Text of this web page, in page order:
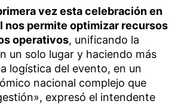
vez esta celebración en
nos permite optimizar recursos
operativos, unificando la
un solo lugar y haciendo más
logística del evento, en un
nacional complejo que
expresó el intendente